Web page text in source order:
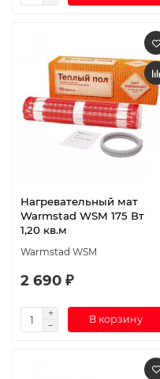
Нагревательный мат
Warmstad WSM 175 Вт
1,20 кв.м
Warmstad WSM
2 690 ₽
В корзину